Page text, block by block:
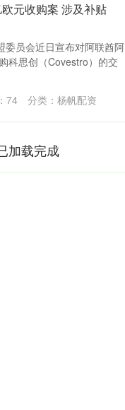
元收购案 涉及补贴
委员会近日宣布对阿联酋阿
科思创（Covestro）的交
74 分类： 杨帆配资
加载完成